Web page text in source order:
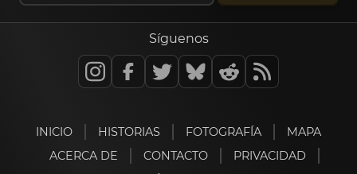
Síguenos
INICIO HISTORIAS FOTOGRAFÍA
MAPA
ACERCA DE
CONTACTO
PRIVACIDAD